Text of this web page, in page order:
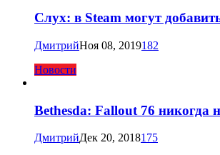
Слух: в Steam могут
ДмитрийНоя 08, 2019182
Новости
Bethesda: Fallout 76 никогда
ДмитрийДек 20, 2018175